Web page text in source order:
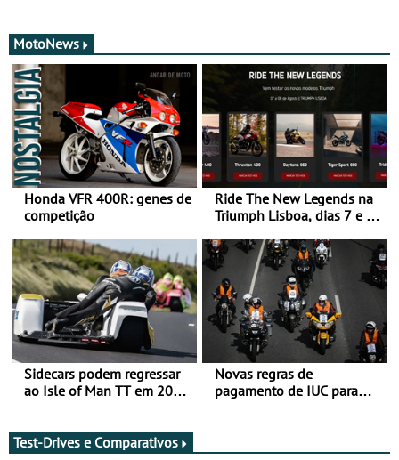
MotoNews
Honda VFR 400R: genes de
competição
Ride The New Legends na
Triumph Lisboa, dias 7 e 8
Sidecars podem regressar
ao Isle of Man TT em 2027
Novas regras de
pagamento de IUC para
Test-Drives e Comparativos